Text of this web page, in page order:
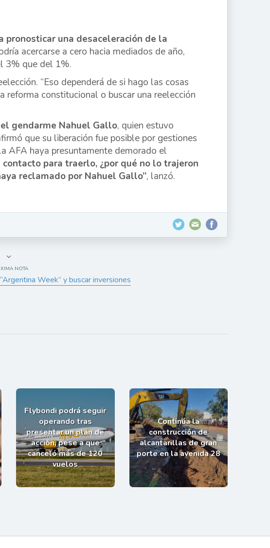
pronosticar una desaceleración de la
acercarse a cero hacia mediados de año,
3% que del 1%.
“Eso dependerá de si hago las cosas
reforma constitucional o buscar una reelección
gendarme Nahuel Gallo, quien estuvo
que su liberación fue posible por gestiones
AFA haya presuntamente demorado el
contacto para traerlo, ¿por qué no lo trajeron
reclamado por Nahuel Gallo”, lanzó.
NOTA
Week” y buscar inversiones
Flybondi podrá seguir
operando tras
presentar un plan de
acción, pese a que
canceló más de 120
vuelos
Continúa la
construcción de
alcantarillas de gran
porte en la avenida 28